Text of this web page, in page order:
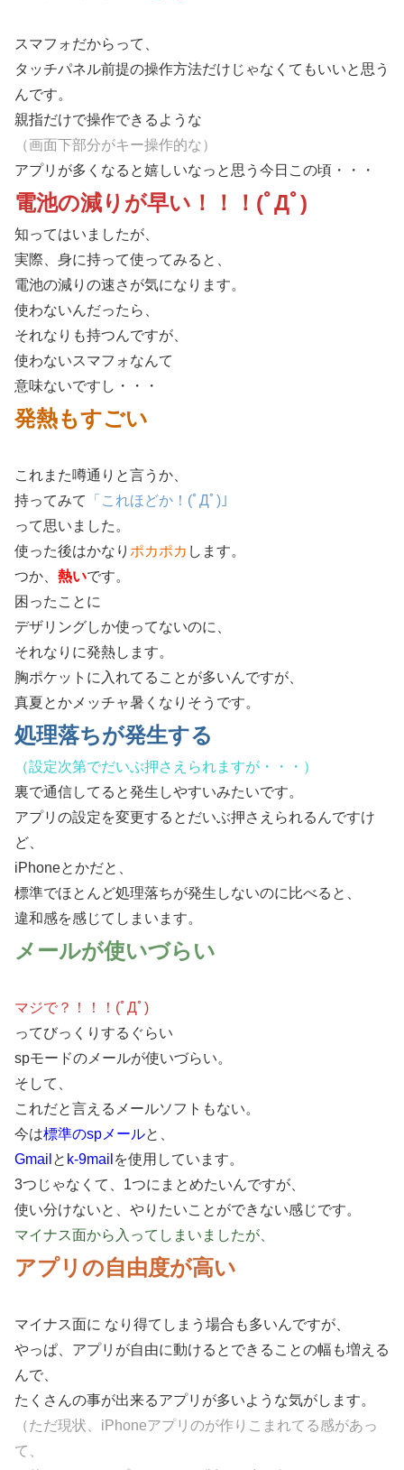
スマフォだからって、
タッチパネル前提の操作方法だけじゃなくてもいいと思う
んです。
親指だけで操作できるような
（画面下部分がキー操作的な）
アプリが多くなると嬉しいなっと思う今日この頃・・・
電池の減りが早い！！！ (ﾟДﾟ)
知ってはいましたが、
実際、身に持って使ってみると、
電池の減りの速さが気になります。
使わないんだったら、
それなりも持つんですが、
使わないスマフォなんて
意味ないですし・・・
発熱もすごい
これまた噂通りと言うか、
持ってみて
「これほどか！ (ﾟДﾟ) 」
って思いました。
使った後はかなり ポカポカ します。
つか、 熱いです。
困ったことに
デザリングしか使ってないのに、
それなりに発熱します。
胸ポケットに入れてることが多いんですが、
真夏とかメッチャ暑くなりそうです。
処理落ちが発生する
（設定次第でだいぶ押さえられますが・・・）
裏で通信してると発生しやすいみたいです。
アプリの設定を変更するとだいぶ押さえられるんですけ
ど、
iPhoneとかだと、
標準でほとんど処理落ちが発生しないのに比べると、
違和感を感じてしまいます。
メールが使いづらい
マジで？！！！(ﾟДﾟ)
ってびっくりするぐらい
spモードのメールが使いづらい。
そして、
これだと言えるメールソフトもない。
今は標準のspメールと、
Gmail と k-9mail を使用しています。
3つじゃなくて、1つにまとめたいんですが、
使い分けないと、やりたいことができない感じです。
マイナス面から入ってしまいましたが、
アプリの自由度が高い
マイナス面に なり得てしまう場合も多いんですが、
やっぱ、アプリが自由に動けるとできることの幅も増える
んで、
たくさんの事が出来るアプリが多いような気がします。
（ただ現状、iPhoneアプリのが作りこまれてる感があっ
て、